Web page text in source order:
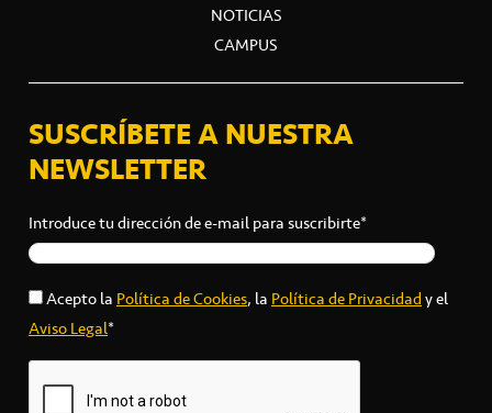
NOTICIAS
CAMPUS
SUSCRÍBETE A NUESTRA
NEWSLETTER
Introduce tu dirección de e-mail para suscribirte*
Acepto la Política de Cookies, la Política de Privacidady el
Aviso Legal*